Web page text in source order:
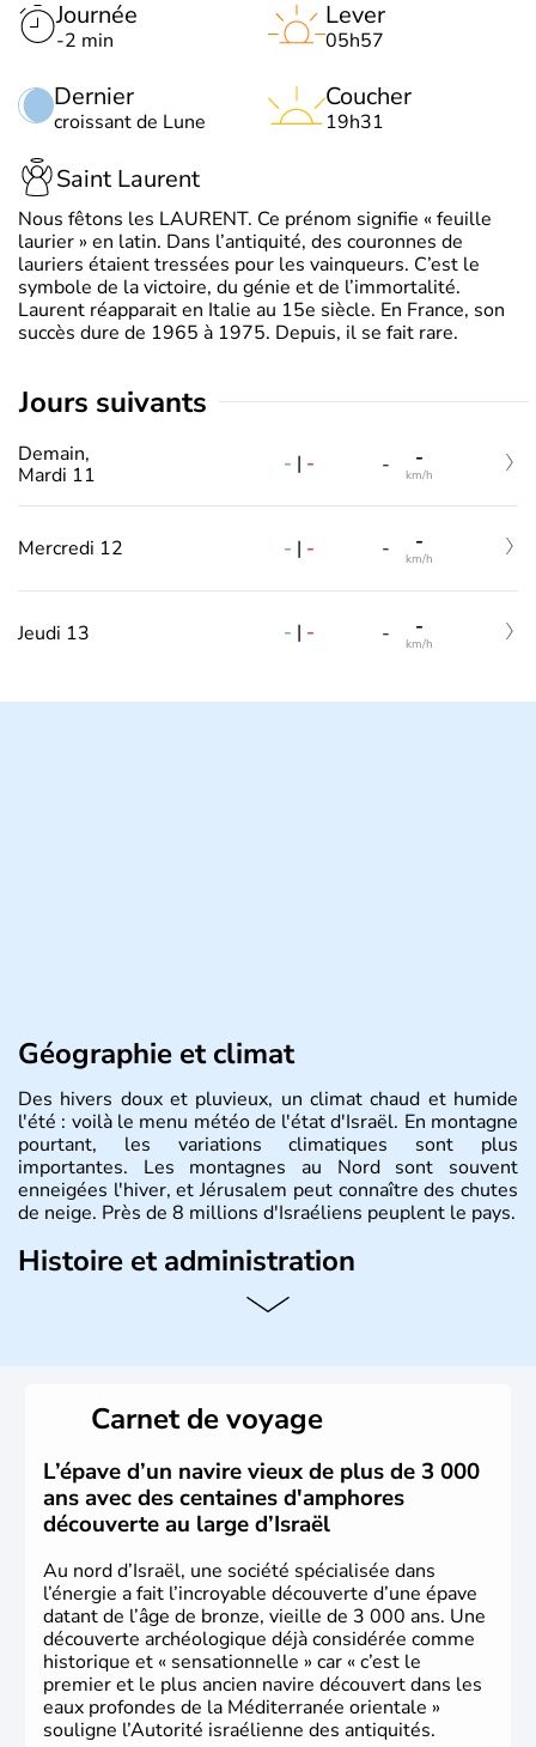
Journée
-2 min
Dernier
croissant de Lune
Lever
05h57
Coucher
19h31
Saint Laurent
Nous fêtons les LAURENT. Ce prénom signifie « feuille
laurier » en latin. Dans l’antiquité, des couronnes de
lauriers étaient tressées pour les vainqueurs. C’est le
symbole de la victoire, du génie et de l’immortalité.
Laurent réapparait en Italie au 15e siècle. En France, son
succès dure de 1965 à 1975. Depuis, il se fait rare.
jours suivants
Demain,
Mardi 11
- | - - -
km/h
Mercredi 12 - | - - -
km/h
Jeudi 13 - | - - -
km/h
Géographie et climat
Des hivers doux et pluvieux, un climat chaud et humide
l'été : voilà le menu météo de l'état d'Israël. En montagne
pourtant, les variations climatiques sont plus
importantes. Les montagnes au Nord sont souvent
enneigées l'hiver, et Jérusalem peut connaître des chutes
de neige. Près de 8 millions d'Israéliens peuplent le pays.
Histoire et administration
L'Israël est un état de la partie est de la Méditerranée,
vrai essor économique dans le domaine des nouvelles
Carnet de voyage
L’épave d’un navire vieux de plus de 3 000
ans avec des centaines d'amphores
découverte au large d’Israël
Au nord d’Israël, une société spécialisée dans
l’énergie a fait l’incroyable découverte d’une épave
datant de l’âge de bronze, vieille de 3 000 ans. Une
découverte archéologique déjà considérée comme
historique et « sensationnelle » car « c’est le
premier et le plus ancien navire découvert dans les
eaux profondes de la Méditerranée orientale »
souligne l’Autorité israélienne des antiquités.